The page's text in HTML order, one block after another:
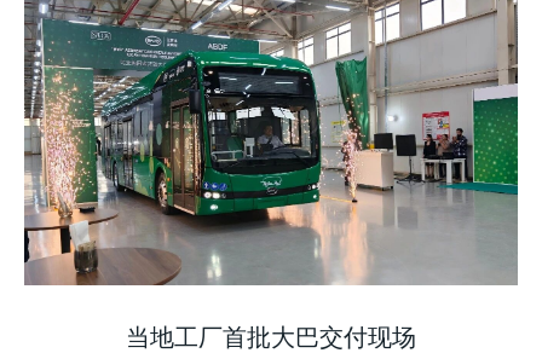
LIFESTYLE
当地工厂首批大巴交付现场